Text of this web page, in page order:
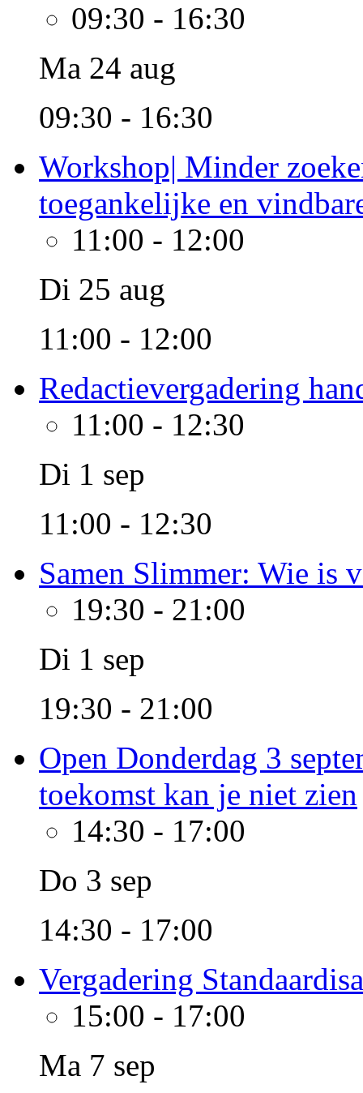
09:30 - 16:30
Ma 24 aug
09:30 - 16:30
Workshop| Minder
toegankelijke en
11:00 - 12:00
Di 25 aug
11:00 - 12:00
Redactievergadering
11:00 - 12:30
Di 1 sep
11:00 - 12:30
Samen Slimmer: Wie is
19:30 - 21:00
Di 1 sep
19:30 - 21:00
Open Donderdag 3
toekomst kan je niet zien
14:30 - 17:00
Do 3 sep
14:30 - 17:00
Vergadering
15:00 - 17:00
Ma 7 sep